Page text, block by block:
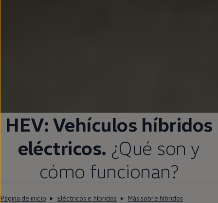
HEV: Vehículos híbridos
eléctricos. ¿Qué son y
cómo funcionan?
Página de inicio Eléctricos e híbridos
Más sobre híbridos